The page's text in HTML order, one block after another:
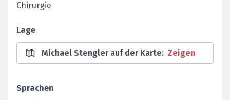
Chirurgie
Lage
Michael Stengler auf der Karte: Zeigen
Sprachen